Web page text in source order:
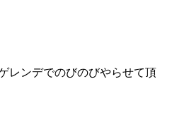
レンデでのびのびやらせて頂